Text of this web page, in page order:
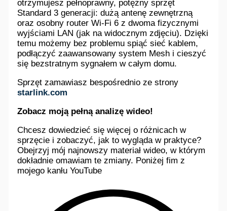
otrzymujesz pełnoprawny, potężny sprzęt
Standard 3 generacji: dużą antenę zewnętrzną
oraz osobny router Wi-Fi 6 z dwoma fizycznymi
wyjściami LAN (jak na widocznym zdjęciu). Dzięki
temu możemy bez problemu spiąć sieć kablem,
podłączyć zaawansowany system Mesh i cieszyć
się bezstratnym sygnałem w całym domu.
Sprzęt zamawiasz bespośrednio ze strony
starlink.com
Zobacz moją pełną analizę wideo!
Chcesz dowiedzieć się więcej o różnicach w
sprzęcie i zobaczyć, jak to wygląda w praktyce?
Obejrzyj mój najnowszy materiał wideo, w którym
dokładnie omawiam te zmiany. Poniżej fim z
mojego kanłu YouTube